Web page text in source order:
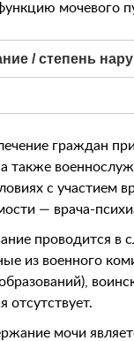
мочевого
/ степень
граждан
также
с участием
— врача-
проводится в
из военного
отсутствует.
мочи